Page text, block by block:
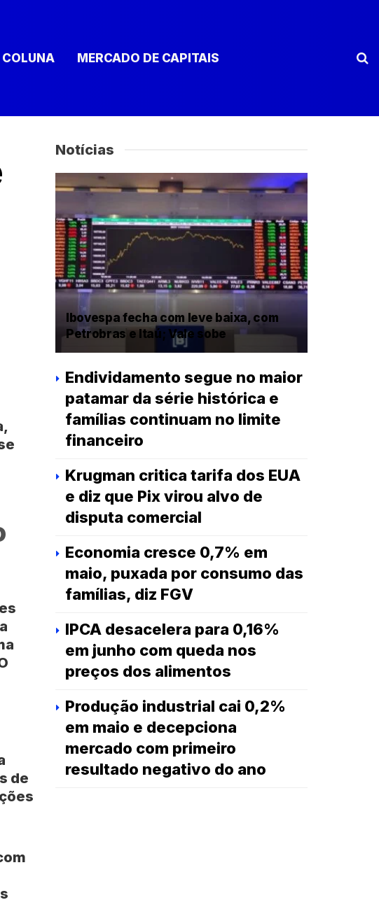
COLUNA MERCADO DE CAPITAIS
de
Notícias
Ibovespa fecha com leve baixa, com
Petrobras e Itaú; Vale sobe
Endividamento segue no maior
patamar da série histórica e
famílias continuam no limite
financeiro
Krugman critica tarifa dos EUA
e diz que Pix virou alvo de
disputa comercial
Economia cresce 0,7% em
maio, puxada por consumo das
famílias, diz FGV
IPCA desacelera para 0,16%
em junho com queda nos
preços dos alimentos
Produção industrial cai 0,2%
em maio e decepciona
mercado com primeiro
resultado negativo do ano